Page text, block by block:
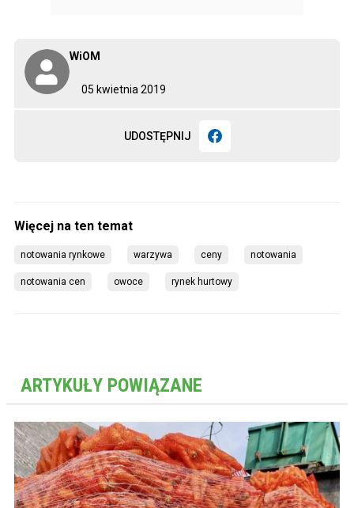
05 kwietnia 2019
WiOM
UDOSTĘPNIJ
notowania rynkowe warzywa ceny notowania
notowania cen owoce rynek hurtowy
ARTYKUŁY POWIĄZANE